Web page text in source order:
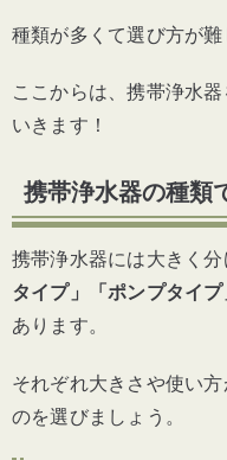
種類が多くて選び方が難
ここからは、携帯浄水
いきます！
携帯浄水器の種類
携帯浄水器には大きく分
タイプ」「ポンプタイ
あります。
それぞれ大きさや使い
のを選びましょう。